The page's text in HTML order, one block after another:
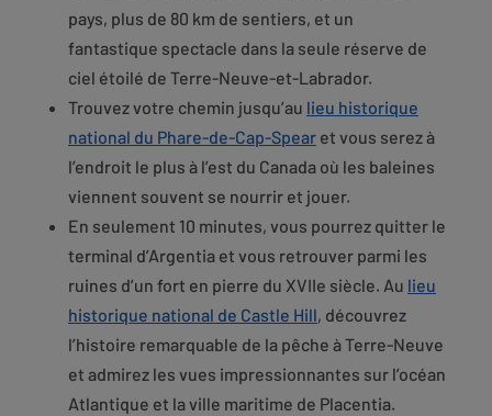
pays, plus de 80 km de sentiers, et un
fantastique spectacle dans la seule réserve de
ciel étoilé de Terre-Neuve-et-Labrador.
Trouvez votre chemin jusqu’au lieu historique
national du Phare-de-Cap-Spear et vous serez à
l’endroit le plus à l’est du Canada où les baleines
viennent souvent se nourrir et jouer.
En seulement 10 minutes, vous pourrez quitter le
terminal d’Argentia et vous retrouver parmi les
ruines d’un fort en pierre du XVIIe siècle. Au lieu
historique national de Castle Hill, découvrez
l’histoire remarquable de la pêche à Terre-Neuve
et admirez les vues impressionnantes sur l’océan
Atlantique et la ville maritime de Placentia.